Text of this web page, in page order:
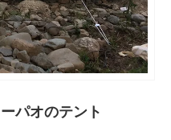
パオのテント